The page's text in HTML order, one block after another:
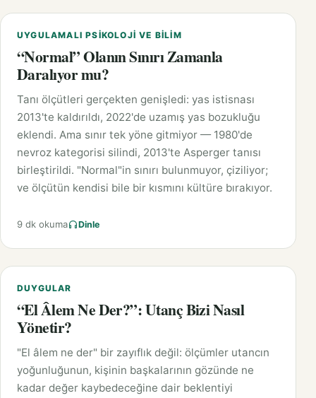
UYGULAMALI PSIKOLOJI VE BILIM
“Normal” Olanın Sınırı Zamanla
Daralıyor mu?
Tanı ölçütleri gerçekten genişledi: yas istisnası
2013'te kaldırıldı, 2022'de uzamış yas bozukluğu
eklendi. Ama sınır tek yöne gitmiyor — 1980'de
nevroz kategorisi silindi, 2013'te Asperger tanısı
birleştirildi. "Normal"in sınırı bulunmuyor, çiziliyor;
ve ölçütün kendisi bile bir kısmını kültüre bırakıyor.
9 dk okuma Dinle
DUYGULAR
“El Âlem Ne Der?”: Utanç Bizi Nasıl
Yönetir?
"El âlem ne der" bir zayıflık değil: ölçümler utancın
yoğunluğunun, kişinin başkalarının gözünde ne
kadar değer kaybedeceğine dair beklentiyi